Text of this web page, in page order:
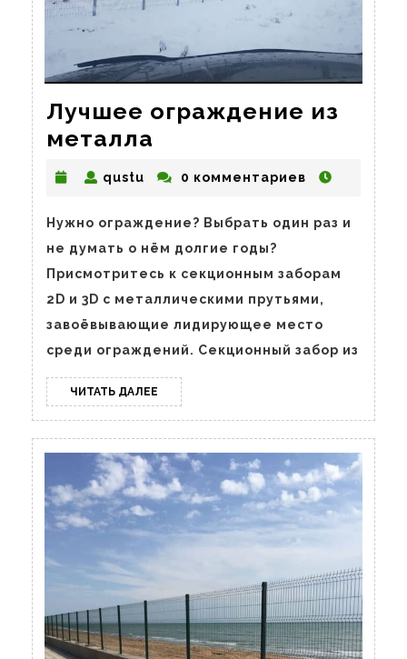
Лучшее ограждение из
металла
ограждение
из
металла
qustu qustu0 комментариев
Нужно ограждение? Выбрать один раз и
не думать о нём долгие годы?
Присмотритесь к секционным заборам
2D и 3D с металлическими прутьями,
завоёвывающие лидирующее место
среди ограждений. Секционный забор из
ЧИТАТЬ ДАЛЕЕ ЧИТАТЬ
ДАЛЕЕ